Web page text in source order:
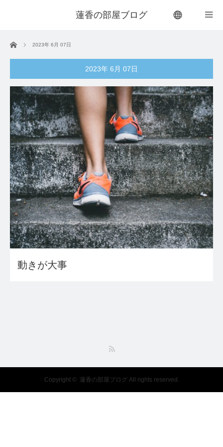
蓮香の部屋ブログ
ホーム 2023年 6月 07日
2023年 6月 07日
動きが大事
Copyright © 蓮香の部屋ブログAll rights reserved.